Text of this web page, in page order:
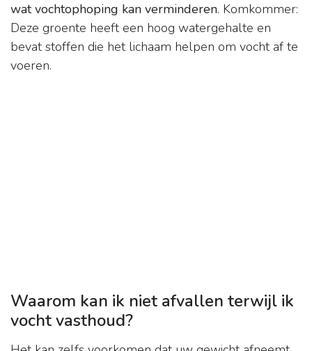
wat vochtophoping kan verminderen. Komkommer:
Deze groente heeft een hoog watergehalte en
bevat stoffen die het lichaam helpen om vocht af te
voeren.
Waarom kan ik niet afvallen terwijl ik
vocht vasthoud?